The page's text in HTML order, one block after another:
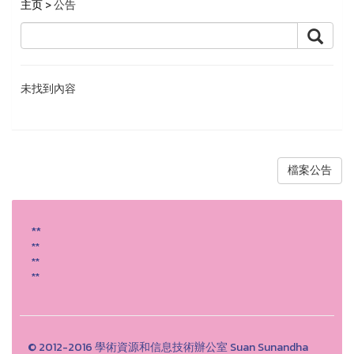
主页> 公告
未找到內容
檔案公告
**
**
**
**
© 2012-2016 學術資源和信息技術辦公室 Suan Sunandha